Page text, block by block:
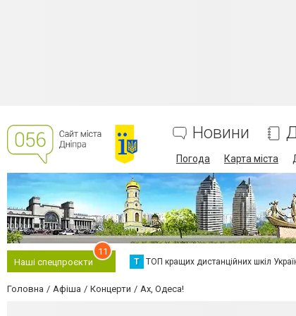
Новини
Погода Карта міста
Наші спецпроєкти
11
Т ТОП кращих дистанційних шкіл
Головна Афіша Концерти Ах, Одеса!